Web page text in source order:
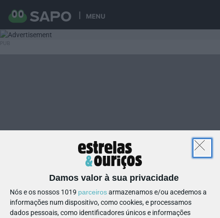
MENU
Damos valor à sua privacidade
Nós e os nossos 1019 parceirosarmazenamos e/ou acedemos a
informações num dispositivo, como cookies, e processamos
dados pessoais, como identificadores únicos e informações